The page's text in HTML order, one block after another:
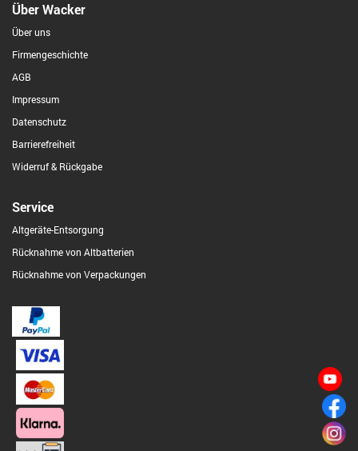
Über Wacker
Über uns
Firmengeschichte
AGB
Impressum
Datenschutz
Barrierefreiheit
Widerruf & Rückgabe
Service
Altgeräte-Entsorgung
Rücknahme von Altbatterien
Rücknahme von Verpackungen